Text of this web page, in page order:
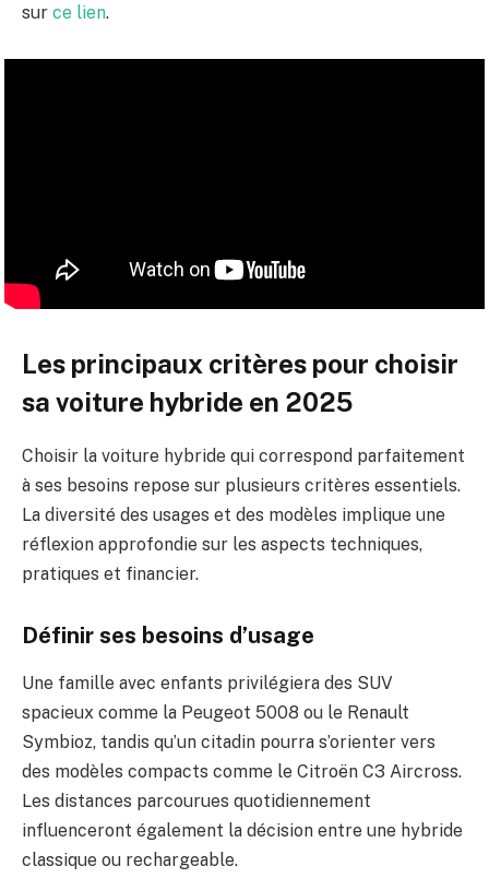
sur ce lien.
Les principaux critères pour choisir
sa voiture hybride en 2025
Choisir la voiture hybride qui correspond parfaitement
à ses besoins repose sur plusieurs critères essentiels.
La diversité des usages et des modèles implique une
réflexion approfondie sur les aspects techniques,
pratiques et financier.
Définir ses besoins d’usage
Une famille avec enfants privilégiera des SUV
spacieux comme la Peugeot 5008 ou le Renault
Symbioz, tandis qu’un citadin pourra s’orienter vers
des modèles compacts comme le Citroën C3 Aircross.
Les distances parcourues quotidiennement
influenceront également la décision entre une hybride
classique ou rechargeable.